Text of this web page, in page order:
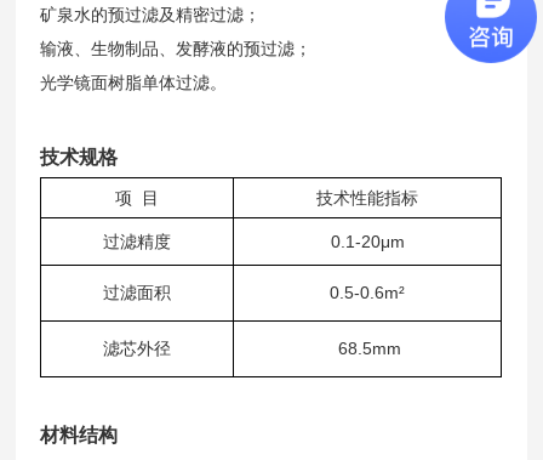
矿泉水的预过滤及精密过滤；
输液、生物制品、发酵液的预过滤；
光学镜面树脂单体过滤。
技术规格
项 目 技术性能指标
过滤精度 0.1-20μm
过滤面积 0.5-0.6m²
滤芯外径 68.5mm
材料结构